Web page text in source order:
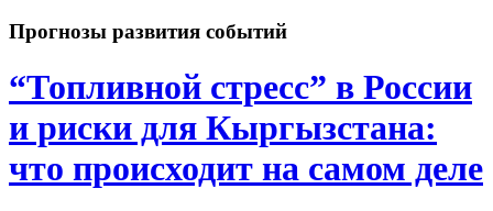
Прогнозы развития событий
“Топливной стресс” в России
и риски для Кыргызстана:
что происходит на самом деле